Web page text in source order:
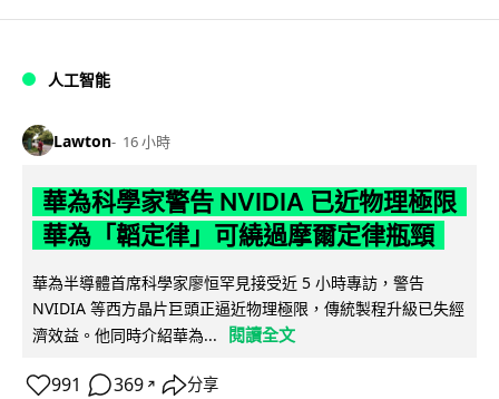
人工智能
Lawton 16 小時
華為科學家警告 NVIDIA 已近物理極限
華為「韜定律」可繞過摩爾定律瓶頸
華為半導體首席科學家廖恒罕見接受近 5 小時專訪，警告
NVIDIA 等西方晶片巨頭正逼近物理極限，傳統製程升級已失經
濟效益。他同時介紹華為...
閱讀全文
991 369 ↗ 分享